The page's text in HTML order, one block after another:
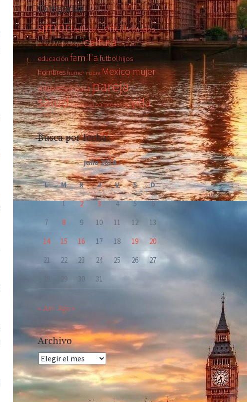
Categorías
amorbellezacienciaconsejos
cortometraje cuerpo cultura deporte
educación familiafutbol hijos
hombres humor madre Mexicomujer
mujeresmúsicapareja
salud sexualidad sorpresa tips vida
Busca por fecha:
julio 2014
L M X J V S
D
1
2 3 4 5
6
7
8 9 10 11 12
13
14
15 16 17 18 19
20
21
22 23 24 25 26
27
29 30 31
« Jun Ago »
Archivo
Archivo